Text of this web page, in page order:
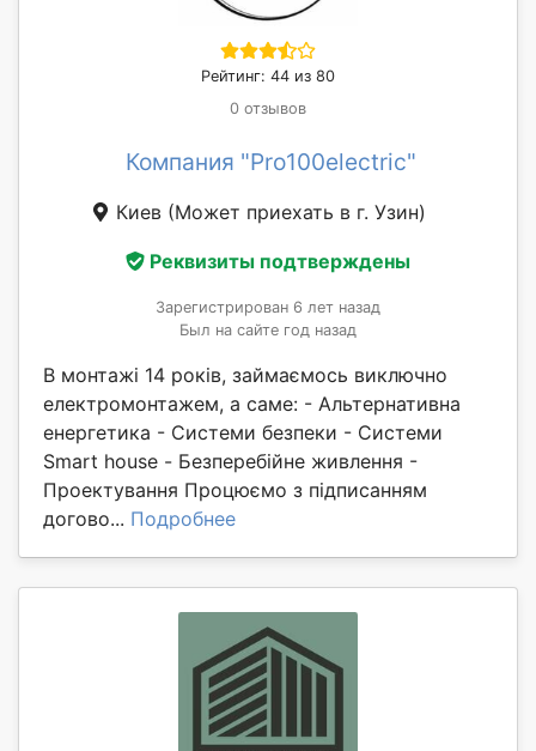
Рейтинг: 44 из 80
0 отзывов
Компания "Pro100electric"
Киев (Может приехать в г. Узин)
Реквизиты подтверждены
Зарегистрирован 6 лет назад
Был на сайте год назад
В монтажі 14 років, займаємось виключно
електромонтажем, а саме: - Альтернативна
енергетика - Системи безпеки - Системи
Smart house - Безперебійне живлення -
Проектування Процюємо з підписанням
догово... Подробнее